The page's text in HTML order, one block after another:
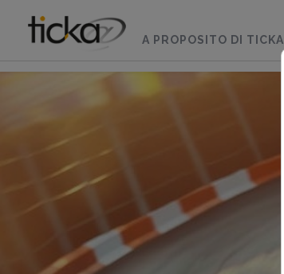
A PROPOSITO DI TICKA